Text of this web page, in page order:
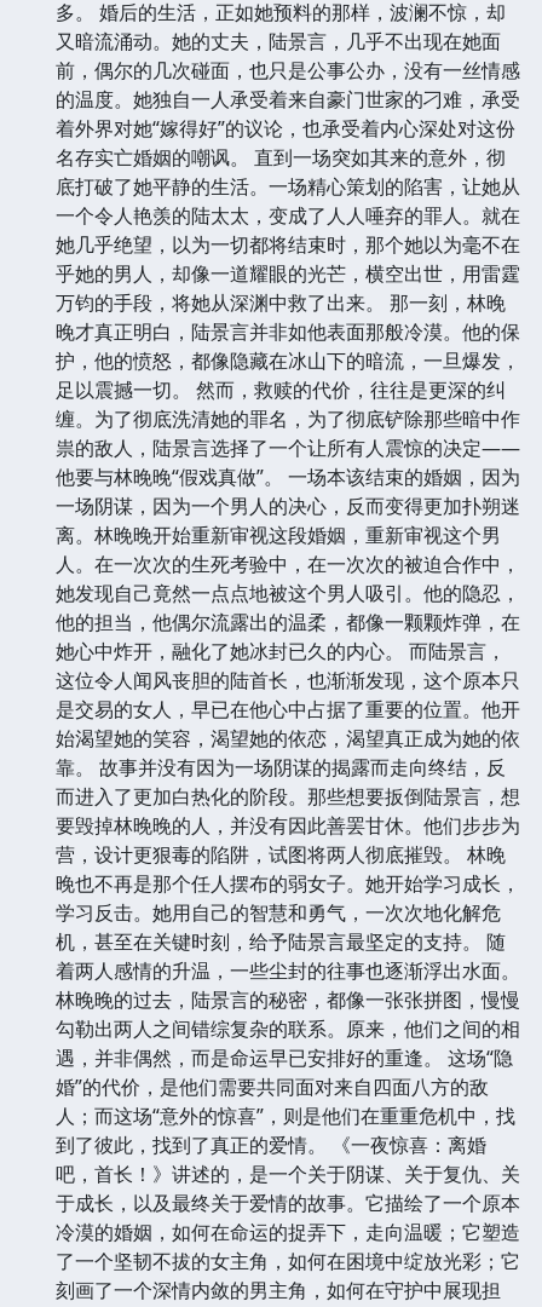
多。 婚后的生活，正如她预料的那样，波澜不惊，却
又暗流涌动。她的丈夫，陆景言，几乎不出现在她面
前，偶尔的几次碰面，也只是公事公办，没有一丝情感
的温度。她独自一人承受着来自豪门世家的刁难，承受
着外界对她“嫁得好”的议论，也承受着内心深处对这份
名存实亡婚姻的嘲讽。 直到一场突如其来的意外，彻
底打破了她平静的生活。一场精心策划的陷害，让她从
一个令人艳羡的陆太太，变成了人人唾弃的罪人。就在
她几乎绝望，以为一切都将结束时，那个她以为毫不在
乎她的男人，却像一道耀眼的光芒，横空出世，用雷霆
万钧的手段，将她从深渊中救了出来。 那一刻，林晚
晚才真正明白，陆景言并非如他表面那般冷漠。他的保
护，他的愤怒，都像隐藏在冰山下的暗流，一旦爆发，
足以震撼一切。 然而，救赎的代价，往往是更深的纠
缠。为了彻底洗清她的罪名，为了彻底铲除那些暗中作
祟的敌人，陆景言选择了一个让所有人震惊的决定——
他要与林晚晚“假戏真做”。 一场本该结束的婚姻，因为
一场阴谋，因为一个男人的决心，反而变得更加扑朔迷
离。林晚晚开始重新审视这段婚姻，重新审视这个男
人。在一次次的生死考验中，在一次次的被迫合作中，
她发现自己竟然一点点地被这个男人吸引。他的隐忍，
他的担当，他偶尔流露出的温柔，都像一颗颗炸弹，在
她心中炸开，融化了她冰封已久的内心。 而陆景言，
这位令人闻风丧胆的陆首长，也渐渐发现，这个原本只
是交易的女人，早已在他心中占据了重要的位置。他开
始渴望她的笑容，渴望她的依恋，渴望真正成为她的依
靠。 故事并没有因为一场阴谋的揭露而走向终结，反
而进入了更加白热化的阶段。那些想要扳倒陆景言，想
要毁掉林晚晚的人，并没有因此善罢甘休。他们步步为
营，设计更狠毒的陷阱，试图将两人彻底摧毁。 林晚
晚也不再是那个任人摆布的弱女子。她开始学习成长，
学习反击。她用自己的智慧和勇气，一次次地化解危
机，甚至在关键时刻，给予陆景言最坚定的支持。 随
着两人感情的升温，一些尘封的往事也逐渐浮出水面。
林晚晚的过去，陆景言的秘密，都像一张张拼图，慢慢
勾勒出两人之间错综复杂的联系。原来，他们之间的相
遇，并非偶然，而是命运早已安排好的重逢。 这场“隐
婚”的代价，是他们需要共同面对来自四面八方的敌
人；而这场“意外的惊喜”，则是他们在重重危机中，找
到了彼此，找到了真正的爱情。 《一夜惊喜：离婚
吧，首长！》讲述的，是一个关于阴谋、关于复仇、关
于成长，以及最终关于爱情的故事。它描绘了一个原本
冷漠的婚姻，如何在命运的捉弄下，走向温暖；它塑造
了一个坚韧不拔的女主角，如何在困境中绽放光彩；它
刻画了一个深情内敛的男主角，如何在守护中展现担